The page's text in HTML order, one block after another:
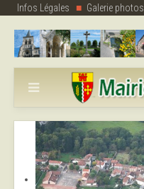
Infos Légales Galerie photos